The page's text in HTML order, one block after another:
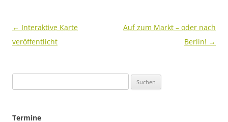
Beitragsnavigation
← Interaktive Karte
veröffentlicht
Auf zum Markt – oder nach
Berlin! →
nach:
Termine